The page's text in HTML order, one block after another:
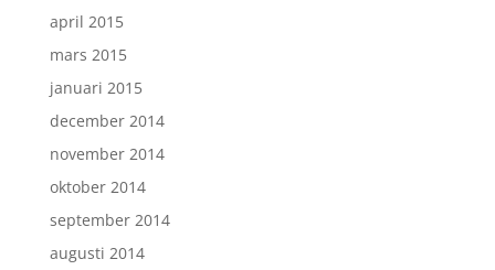
april 2015
mars 2015
januari 2015
december 2014
november 2014
oktober 2014
september 2014
augusti 2014